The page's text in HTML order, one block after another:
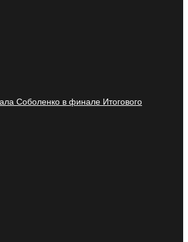
Соболенко в финале Итогового